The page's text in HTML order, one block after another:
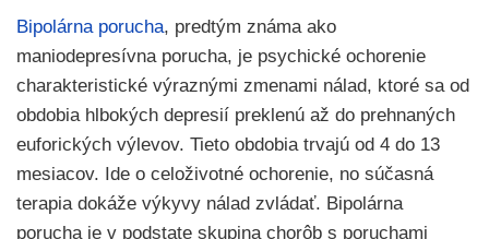
Bipolárna porucha, predtým známa ako
maniodepresívna porucha, je psychické ochorenie
charakteristické výraznými zmenami nálad, ktoré sa od
obdobia hlbokých depresií preklenú až do prehnaných
euforických výlevov. Tieto obdobia trvajú od 4 do 13
mesiacov. Ide o celoživotné ochorenie, no súčasná
terapia dokáže výkyvy nálad zvládať. Bipolárna
porucha je v podstate skupina chorôb s poruchami